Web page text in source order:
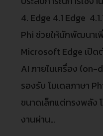
4. Edge 4.1 Edge
Phi ช่วยให้นักพัฒนาเ
Microsoft Edge เปิด
AI ภายในเครื่อง (on-
รองรับ โมเดลภาษา
ขนาดเล็กแต่ทรงพลัง
งานผ่าน…